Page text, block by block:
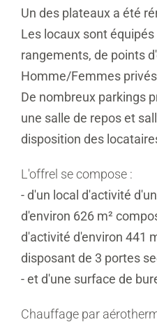
Un des plateaux a été
Les locaux sont
rangements, de points
Homme/Femmes
De nombreux parkings
une salle de repos et
disposition des
L'offrel se compose :
- d'un local d'activité
d'environ 626 m²
d'activité d'environ 441
disposant de 3 portes
- et d'une surface de
Chauffage par